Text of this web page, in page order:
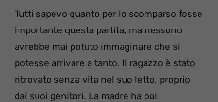
Tutti sapevo quanto per lo scomparso fosse
importante questa partita, ma nessuno
avrebbe mai potuto immaginare che si
potesse arrivare a tanto. Il ragazzo è stato
ritrovato senza vita nel suo letto, proprio
dai suoi genitori. La madre ha poi